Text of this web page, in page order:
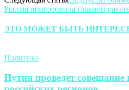
Россия приготовила главной
ЭТО МОЖЕТ БЫТЬ
Политика
Путин проведет